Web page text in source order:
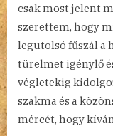
csak most jelent
szerettem, hogy
legutolsó fűszál a
türelmet igénylő
végletekig
szakma és a
mércét, hogy